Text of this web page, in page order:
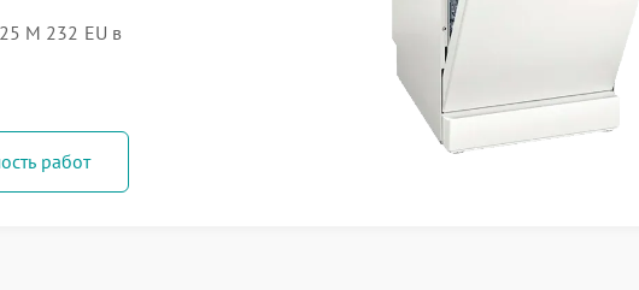
M 232 EU в
работ